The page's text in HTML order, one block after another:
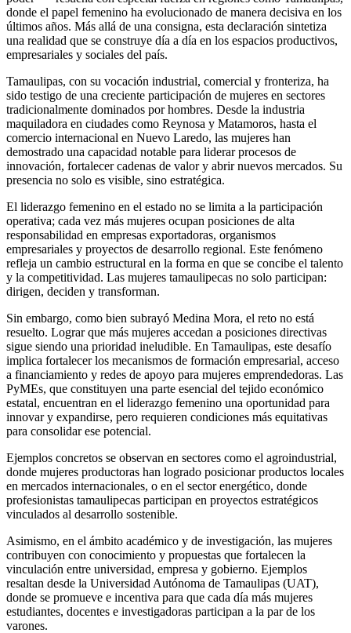
donde el papel femenino ha evolucionado de manera decisiva en los
últimos años. Más allá de una consigna, esta declaración sintetiza
una realidad que se construye día a día en los espacios productivos,
empresariales y sociales del país.
Tamaulipas, con su vocación industrial, comercial y fronteriza, ha
sido testigo de una creciente participación de mujeres en sectores
tradicionalmente dominados por hombres. Desde la industria
maquiladora en ciudades como Reynosa y Matamoros, hasta el
comercio internacional en Nuevo Laredo, las mujeres han
demostrado una capacidad notable para liderar procesos de
innovación, fortalecer cadenas de valor y abrir nuevos mercados. Su
presencia no solo es visible, sino estratégica.
El liderazgo femenino en el estado no se limita a la participación
operativa; cada vez más mujeres ocupan posiciones de alta
responsabilidad en empresas exportadoras, organismos
empresariales y proyectos de desarrollo regional. Este fenómeno
refleja un cambio estructural en la forma en que se concibe el talento
y la competitividad. Las mujeres tamaulipecas no solo participan:
dirigen, deciden y transforman.
Sin embargo, como bien subrayó Medina Mora, el reto no está
resuelto. Lograr que más mujeres accedan a posiciones directivas
sigue siendo una prioridad ineludible. En Tamaulipas, este desafío
implica fortalecer los mecanismos de formación empresarial, acceso
a financiamiento y redes de apoyo para mujeres emprendedoras. Las
PyMEs, que constituyen una parte esencial del tejido económico
estatal, encuentran en el liderazgo femenino una oportunidad para
innovar y expandirse, pero requieren condiciones más equitativas
para consolidar ese potencial.
Ejemplos concretos se observan en sectores como el agroindustrial,
donde mujeres productoras han logrado posicionar productos locales
en mercados internacionales, o en el sector energético, donde
profesionistas tamaulipecas participan en proyectos estratégicos
vinculados al desarrollo sostenible.
Asimismo, en el ámbito académico y de investigación, las mujeres
contribuyen con conocimiento y propuestas que fortalecen la
vinculación entre universidad, empresa y gobierno. Ejemplos
resaltan desde la Universidad Autónoma de Tamaulipas (UAT),
donde se promueve e incentiva para que cada día más mujeres
estudiantes, docentes e investigadoras participan a la par de los
varones.